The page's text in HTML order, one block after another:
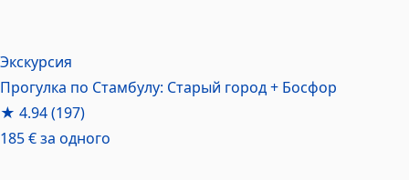
Экскурсия
Прогулка по Стамбулу: Старый город + Босфор
★ 4.94(197)
185 €за одного